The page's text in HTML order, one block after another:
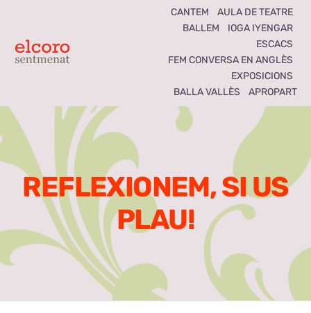
content
Toggle
Notícies
Seccions
El Coro som tots
Activitats
CANTEM
AULA DE TEATRE
BALLEM
IOGA IYENGAR
ESCACS
FEM CONVERSA EN ANGLÈS
EXPOSICIONS
BALLA VALLÈS
APROPART
REFLEXIONEM, SI US
PLAU!